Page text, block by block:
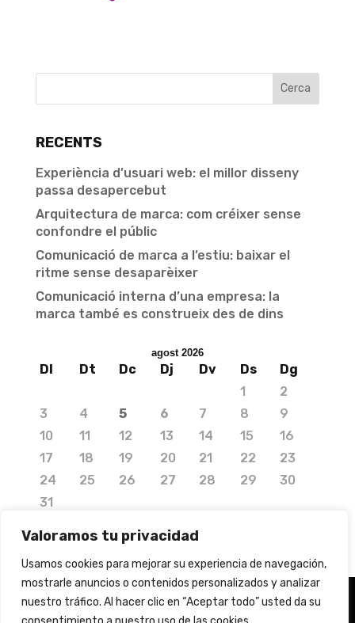
Valoramos tu privacidad
Usamos cookies para mejorar su experiencia de navegación,
mostrarle anuncios o contenidos personalizados y analizar
nuestro tráfico. Al hacer clic en “Aceptar todo” usted da su
RECENTS
Experiència d’usuari web: el millor disseny
passa desapercebut
Arquitectura de marca: com créixer sense
confondre el públic
Comunicació de marca a l’estiu: baixar el
ritme sense desaparèixer
Comunicació interna d’una empresa: la
marca també es construeix des de dins
agost 2026
Dl Dt Dc Dj Dv Ds
Dg
1
2
3
4 5 6 7 8
9
10
11 12 13 14 15
16
17
18 19 20 21 22
23
24
25 26 27 28 29
30
31